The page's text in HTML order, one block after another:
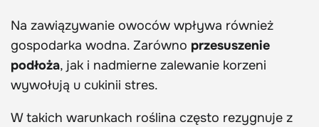
Na zawiązywanie owoców wpływa również
gospodarka wodna. Zarówno przesuszenie
podłoża, jak i nadmierne zalewanie korzeni
wywołują u cukinii stres.
W takich warunkach roślina często rezygnuje z